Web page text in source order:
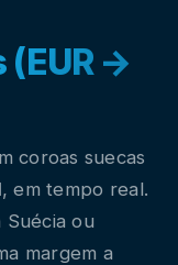
(EUR →
coroas suecas
, em tempo real.
ou
margem a